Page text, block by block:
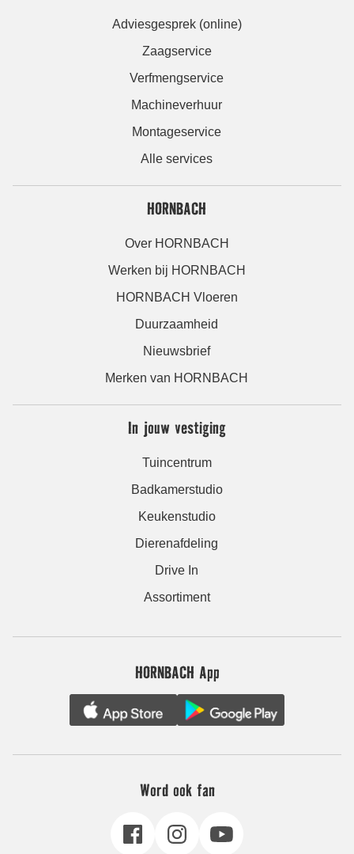
Adviesgesprek (online)
Zaagservice
Verfmengservice
Machineverhuur
Montageservice
Alle services
HORNBACH
Over HORNBACH
Werken bij HORNBACH
HORNBACH Vloeren
Duurzaamheid
Nieuwsbrief
Merken van HORNBACH
In jouw vestiging
Tuincentrum
Badkamerstudio
Keukenstudio
Dierenafdeling
Drive In
Assortiment
HORNBACH App
Word ook fan